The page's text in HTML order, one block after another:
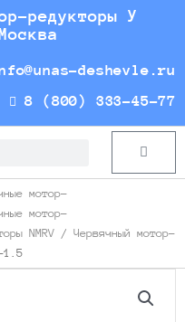
редукторы У
deshevle.ru
8 (800) 333-45-77
Cart
мотор-
мотор-
NMRV / Червячный мотор-
1.5